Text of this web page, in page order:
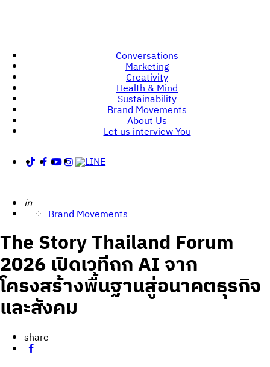
Conversations
Marketing
Creativity
Health & Mind
Sustainability
Brand Movements
About Us
Let us interview You
Posted
in
Brand Movements
The Story Thailand Forum
2026 เปิดเวทีถก AI จาก
โครงสร้างพื้นฐานสู่อนาคตธุรกิจ
และสังคม
share